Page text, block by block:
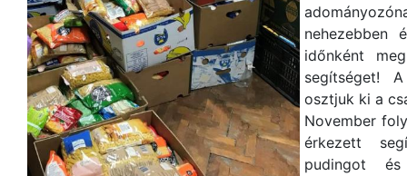
nehezebben
időnként
segítséget!
osztjuk ki a
November
érkezett
pudingot